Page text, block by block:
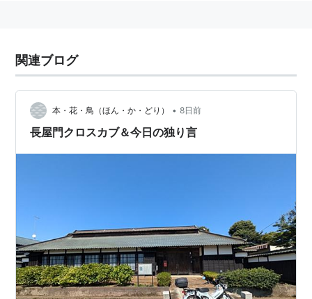
関連ブログ
本・花・鳥（ほん・か・どり） • 8日前
長屋門クロスカブ＆今日の独り言